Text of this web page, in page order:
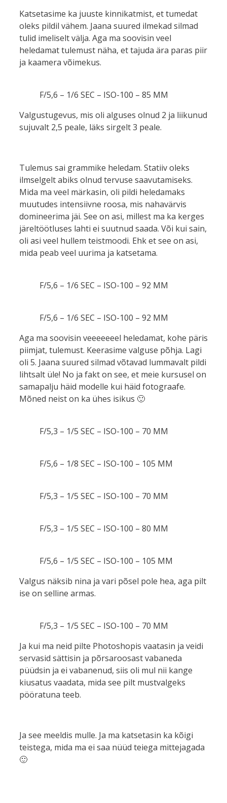
Katsetasime ka juuste kinnikatmist, et tumedat
oleks pildil vähem. Jaana suured ilmekad silmad
tulid imeliselt välja. Aga ma soovisin veel
heledamat tulemust näha, et tajuda ära paras piir
ja kaamera võimekus.
F/5,6 – 1/6 SEC – ISO-100 – 85 MM
Valgustugevus, mis oli alguses olnud 2 ja liikunud
sujuvalt 2,5 peale, läks sirgelt 3 peale.
Tulemus sai grammike heledam. Statiiv oleks
ilmselgelt abiks olnud tervuse saavutamiseks.
Mida ma veel märkasin, oli pildi heledamaks
muutudes intensiivne roosa, mis nahavärvis
domineerima jäi. See on asi, millest ma ka kerges
järeltöötluses lahti ei suutnud saada. Või kui sain,
oli asi veel hullem teistmoodi. Ehk et see on asi,
mida peab veel uurima ja katsetama.
F/5,6 – 1/6 SEC – ISO-100 – 92 MM
F/5,6 – 1/6 SEC – ISO-100 – 92 MM
Aga ma soovisin veeeeeeel heledamat, kohe päris
piimjat, tulemust. Keerasime valguse põhja. Lagi
oli 5. Jaana suured silmad võtavad lummavalt pildi
lihtsalt üle! No ja fakt on see, et meie kursusel on
samapalju häid modelle kui häid fotograafe.
Mõned neist on ka ühes isikus 🙂
F/5,3 – 1/5 SEC – ISO-100 – 70 MM
F/5,6 – 1/8 SEC – ISO-100 – 105 MM
F/5,3 – 1/5 SEC – ISO-100 – 70 MM
F/5,3 – 1/5 SEC – ISO-100 – 80 MM
F/5,6 – 1/5 SEC – ISO-100 – 105 MM
Valgus näksib nina ja vari põsel pole hea, aga pilt
ise on selline armas.
F/5,3 – 1/5 SEC – ISO-100 – 70 MM
Ja kui ma neid pilte Photoshopis vaatasin ja veidi
servasid sättisin ja põrsaroosast vabaneda
püüdsin ja ei vabanenud, siis oli mul nii kange
kiusatus vaadata, mida see pilt mustvalgeks
pööratuna teeb.
Ja see meeldis mulle. Ja ma katsetasin ka kõigi
teistega, mida ma ei saa nüüd teiega mittejagada
🙂